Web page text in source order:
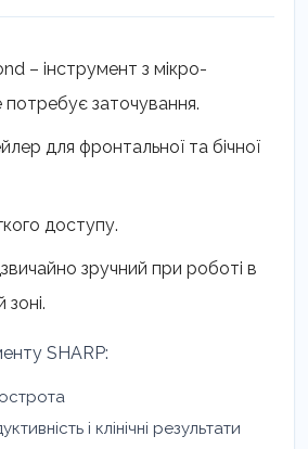
– інструмент з мікро-
заточування.
для фронтальної та бічної
доступу.
зручний при роботі в
SHARP:
і клінічні результати